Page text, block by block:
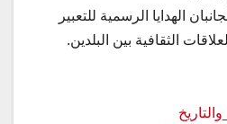
الهدايا الرسمية للتعبير
الثقافية بين البلدين.